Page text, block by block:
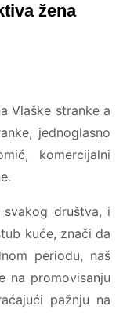
žena
Vlaške stranke a
jednoglasno
komercijalni
društva, i
kuće, znači da
periodu, naš
na promovisanju
pažnju na